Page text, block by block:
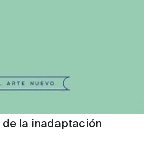
la inadaptación